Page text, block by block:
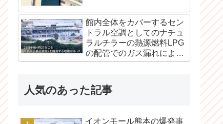
館内全体をカバーするセン
トラル空調としてのナチュ
ラルチラーの熱源燃料LPG
の配管でのガス漏れによる
爆発か？
人気のあった記事
イオンモール熊本の爆発事